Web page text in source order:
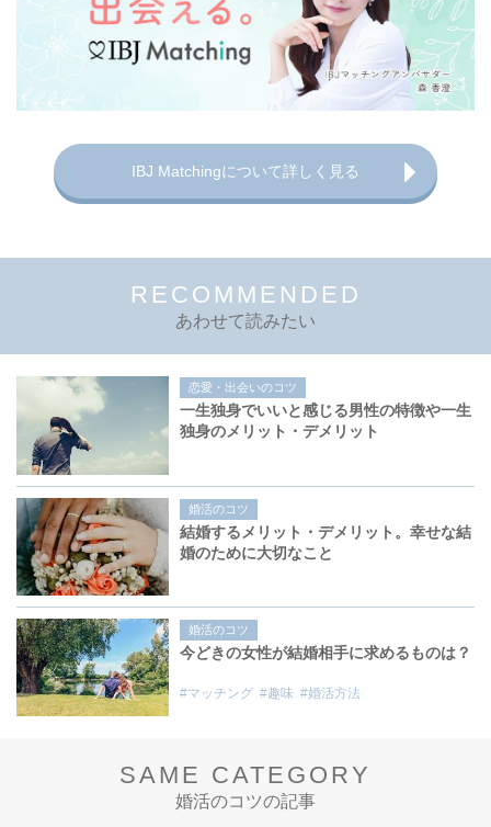
IBJ Matchingについて詳しく見る
RECOMMENDED
あわせて読みたい
恋愛・出会いのコツ
一生独身でいいと感じる男性の特徴や一生
独身のメリット・デメリット
婚活のコツ
結婚するメリット・デメリット。幸せな結
婚のために大切なこと
婚活のコツ
今どきの女性が結婚相手に求めるものは？
#マッチング #趣味 #婚活方法
SAME CATEGORY
婚活のコツの記事